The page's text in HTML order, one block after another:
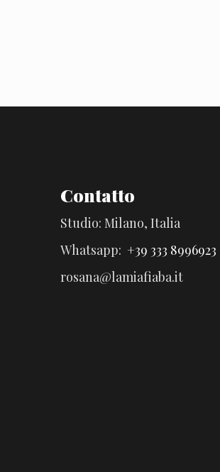
Contatto
Studio: Milano, Italia
Whatsapp: +39 333 8996923
rosana@lamiafiaba.it